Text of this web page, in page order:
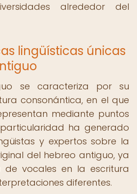
alrededor del
lingüísticas únicas
se caracteriza por su
consonántica, en el que
mediante puntos
ha generado
y expertos sobre la
del hebreo antiguo, ya
de vocales en la escritura
diferentes.